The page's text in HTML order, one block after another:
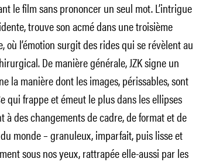
le film sans prononcer un seul mot. L’intrigue
trouve son acmé dans une troisième
l’émotion surgit des rides qui se révèlent au
De manière générale, JZK signe un
la manière dont les images, périssables, sont
qui frappe et émeut le plus dans les ellipses
des changements de cadre, de format et de
monde – granuleux, imparfait, puis lisse et
sous nos yeux, rattrapée elle-aussi par les